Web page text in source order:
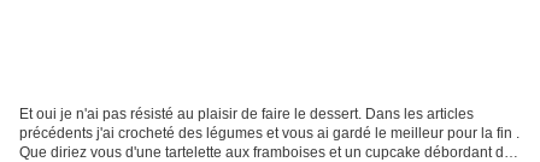
Et oui je n'ai pas résisté au plaisir de faire le dessert. Dans les articles
précédents j'ai crocheté des légumes et vous ai gardé le meilleur pour la fin .
Que diriez vous d'une tartelette aux framboises et un cupcake débordant de